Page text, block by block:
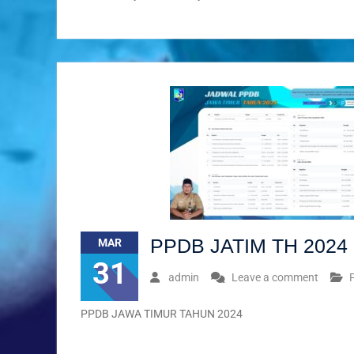
MAR
31
PPDB JATIM TH 2024
admin Leave a comment
PPDB JAWA TIMUR TAHUN 2024